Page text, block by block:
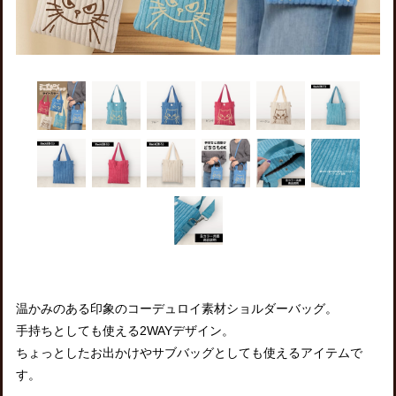
温かみのある印象のコーデュロイ素材ショルダーバッグ。
手持ちとしても使える2WAYデザイン。
ちょっとしたお出かけやサブバッグとしても使えるアイテムで
す。